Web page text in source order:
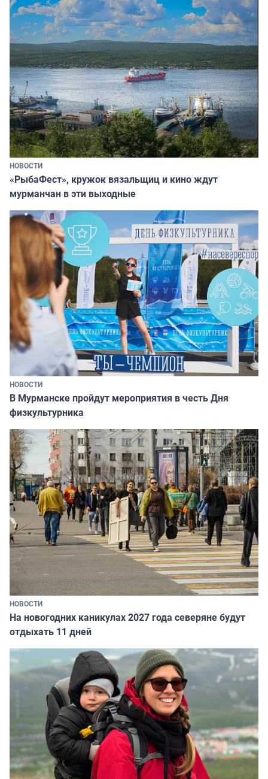
НОВОСТИ
«РыбаФест», кружок вязальщиц и кино ждут
мурманчан в эти выходные
НОВОСТИ
В Мурманске пройдут мероприятия в честь Дня
физкультурника
НОВОСТИ
На новогодних каникулах 2027 года северяне будут
отдыхать 11 дней